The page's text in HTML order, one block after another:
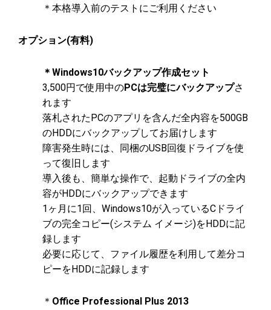
＊本格導入前のテストにご利用ください
オプション(有料)
＊Windows10バックアップ作成セット
3,500円で使用中のPCは完璧にバックアップさ
れます
落札されたPCのアプリを含んだ全内容を500GB
のHDDにバックアップしてお届けします
障害発生時には、同梱のUSB回復ドライブを使
って復旧します
導入後も、簡単な操作で、起動ドライブの全内
容がHDDにバックアップできます
1ヶ月に1回、Windows10が入っているCドライ
ブの完全コピー(システム イメージ)をHDDに記
録します
必要に応じて、ファイル履歴を利用して差分コ
ピーをHDDに記録します
＊ Office Professional Plus 2013